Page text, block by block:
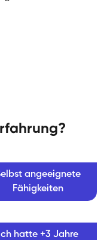
angeeignete
Fähigkeiten
Ich hatte +3 Jahre